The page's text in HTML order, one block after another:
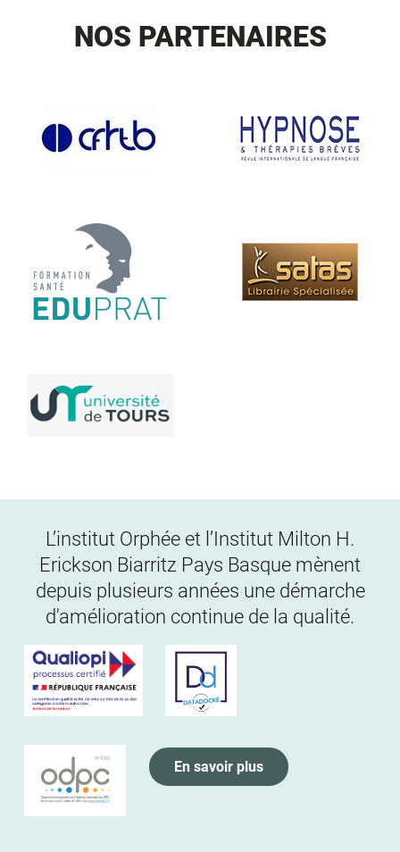
NOS PARTENAIRES
L’institut Orphée et l’Institut Milton H.
Erickson Biarritz Pays Basque mènent
depuis plusieurs années une démarche
d'amélioration continue de la qualité.
En savoir plus